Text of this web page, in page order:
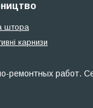
штора
карнизи
работ.